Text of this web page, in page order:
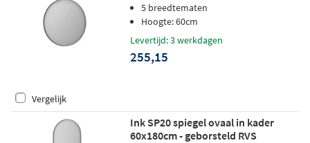
5 breedtematen
Hoogte: 60cm
Levertijd: 3 werkdagen
255,15
Vergelijk
Ink SP20 spiegel ovaal in kader
60x180cm - geborsteld RVS